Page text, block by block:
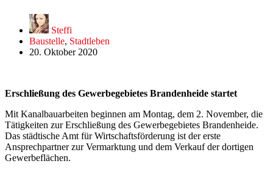
Steffi
Baustelle, Stadtleben
20. Oktober 2020
Erschließung des Gewerbegebietes Brandenheide startet
Mit Kanalbauarbeiten beginnen am Montag, dem 2. November, die
Tätigkeiten zur Erschließung des Gewerbegebietes Brandenheide.
Das städtische Amt für Wirtschaftsförderung ist der erste
Ansprechpartner zur Vermarktung und dem Verkauf der dortigen
Gewerbeflächen.